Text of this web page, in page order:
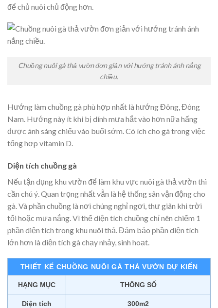
để chủ nuôi chủ động hơn.
Chuồng nuôi gà thả vườn đơn giản với hướng tránh ánh nắng
chiều.
Hướng làm chuồng gà phù hợp nhất là hướng Đông, Đông
Nam. Hướng này ít khi bị dính mưa hắt vào hơn nữa hấng
được ánh sáng chiếu vào buổi sớm. Có ích cho gà trong việc
tổng hợp vitamin D.
Diện tích chuồng gà
Nếu tận dụng khu vườn để làm khu vực nuôi gà thả vườn thì
cần chú ý. Quan trọng nhất vẫn là hệ thống sân vận động cho
gà. Và phần chuồng là nơi chúng nghỉ ngơi, thư giãn khi trời
tối hoặc mưa nắng. Vì thế diện tích chuồng chỉ nên chiếm 1
phần diện tích trong khu nuôi thả. Đảm bảo phần diện tích
lớn hơn là diện tích gà chạy nhảy, sinh hoạt.
THIẾT KẾ CHUỒNG NUÔI GÀ THẢ VƯỜN DỰ KIẾN
HẠNG MỤC THÔNG SỐ
Diện tích 300m2